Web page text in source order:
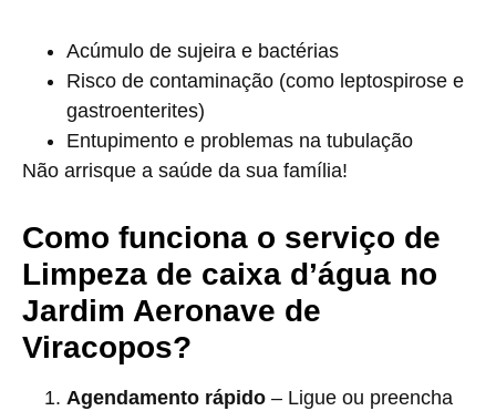
Acúmulo de sujeira e bactérias
Risco de contaminação (como leptospirose e
gastroenterites)
Entupimento e problemas na tubulação
Não arrisque a saúde da sua família!
Como funciona o serviço de
Limpeza de caixa d’água no
Jardim Aeronave de
Viracopos?
Agendamento rápido – Ligue ou preencha